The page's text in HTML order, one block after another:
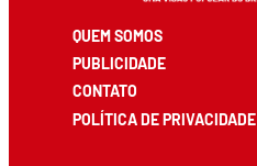
QUEM SOMOS
PUBLICIDADE
CONTATO
POLÍTICA DE PRIVACIDADE